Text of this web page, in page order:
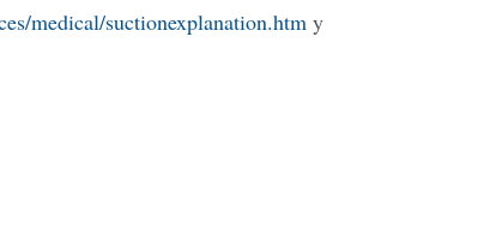
medical/suctionexplanation.htm y